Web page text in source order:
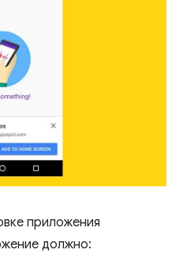
приложения
должно: